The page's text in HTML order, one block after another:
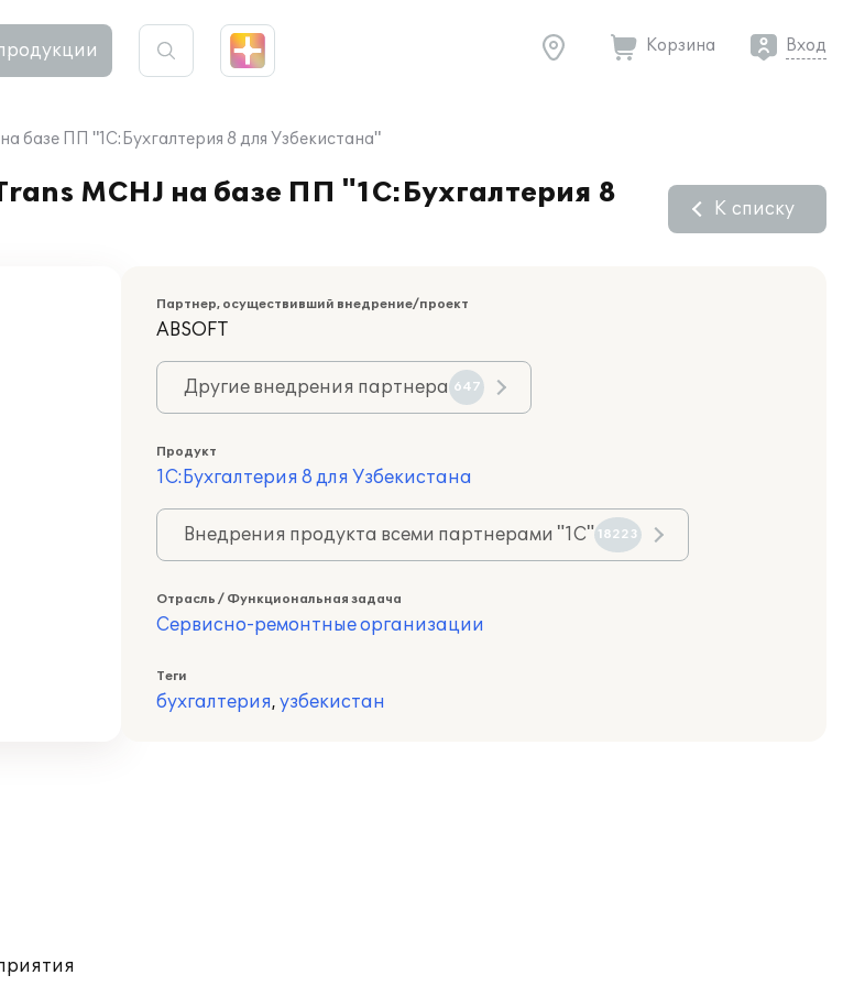
Корзина Вход
базе ПП "1С:Бухгалтерия 8 для Узбекистана"
MCHJ на базе ПП "1С:Бухгалтерия 8
К списку
Партнер, осуществивший внедрение/проект
ABSOFT
Другие внедрения партнера 647
Продукт
1С:Бухгалтерия 8 для Узбекистана
Внедрения продукта всеми партнерами "1С" 18223
Отрасль / Функциональная задача
Сервисно-ремонтные организации
Теги
бухгалтерия, узбекистан